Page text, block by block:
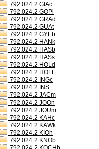
792.024.2 GIAc
792.024.2 GOPi
792.024.2 GRAd
792.024.2 GUAt
792.024.2 GYEb
792.024.2 HANk
792.024.2 HASb
792.024.2 HASs
792.024.2 HOLd
792.024.2 HOLt
792.024.2 INGc
792.024.2 INS
792.024.2 JACm
792.024.2 JOOn
792.024.2 JOUm
792.024.2 KAHc
792.024.2 KAWk
792.024.2 KIOh
792.024.2 KNOb